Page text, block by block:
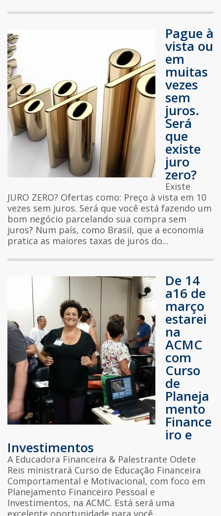
Pague à
vista ou
em
muitas
vezes
sem
juros.
Será
que
existe
juro
zero?
Existe
JURO ZERO? Ofertas como: Preço à vista em 10
vezes sem juros. Será que você está fazendo um
bom negócio parcelando sua compra sem
juros? Num país, como Brasil, que a economia
pratica as maiores taxas de juros do...
De 14
a16 de
março
estarei
na
ACMC
com
Curso
de
Planeja
mento
Finance
iro e
Investimentos
A Educadora Financeira & Palestrante Odete
Reis ministrará Curso de Educação Financeira
Comportamental e Motivacional, com foco em
Planejamento Financeiro Pessoal e
Investimentos, na ACMC. Está será uma
excelente oportunidade para você,